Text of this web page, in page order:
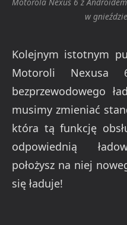
w
Kolejnym istotnym
Motoroli
bezprzewodowego
musimy zmieniać
która tą funkcję
odpowiednią
położysz na niej
się ładuje!